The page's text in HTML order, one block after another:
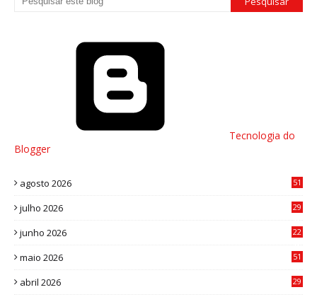
Tecnologia do
Blogger
agosto 2026 51
julho 2026
29
junho 2026
22
maio 2026
51
abril 2026
29